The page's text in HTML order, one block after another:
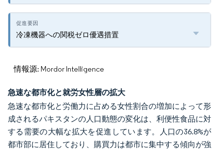
冷凍機器への関税ゼロ優遇措置
情報源: Mordor Intelligence
急速な都市化と就労女性層の拡大
急速な都市化と労働力に占める女性割合の増加によって形
成されるパキスタンの人口動態の変化は、利便性食品に対
する需要の大幅な拡大を促進しています。人口の36.8%が
都市部に居住しており、購買力は都市に集中する傾向が強